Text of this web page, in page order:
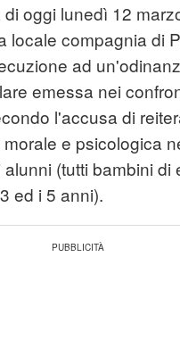
oggi lunedì 12
locale compagnia di
ad
emessa nei
l'accusa di
e psicologica
(tutti bambini di
ed i 5 anni).